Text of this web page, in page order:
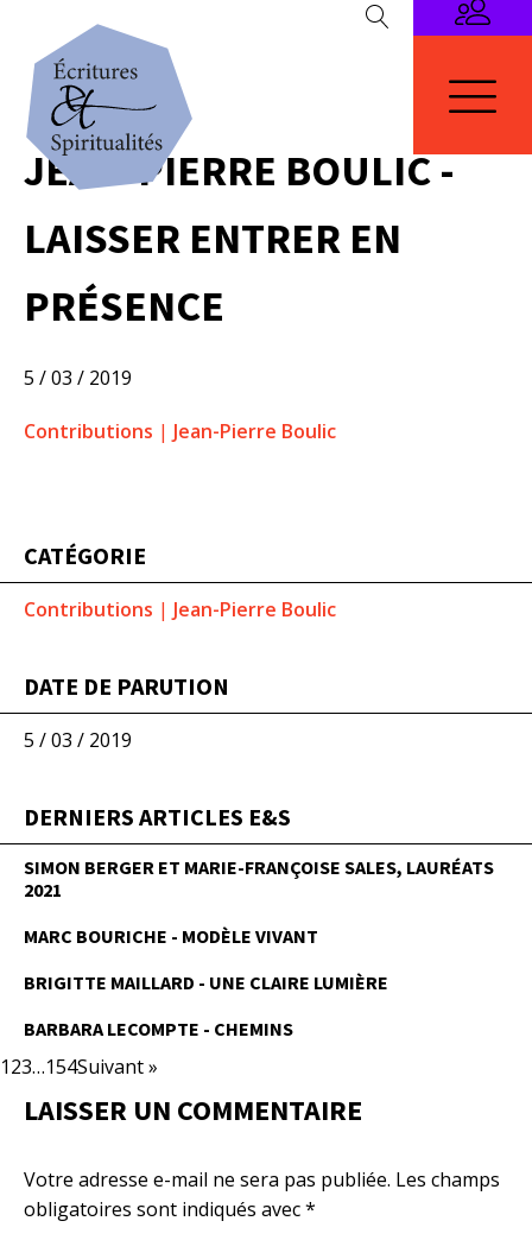
JEAN-PIERRE BOULIC -
LAISSER ENTRER EN
PRÉSENCE
5 / 03 / 2019
Contributions | Jean-Pierre Boulic
CATÉGORIE
Contributions | Jean-Pierre Boulic
DATE DE PARUTION
5 / 03 / 2019
DERNIERS ARTICLES E&S
SIMON BERGER ET MARIE-FRANÇOISE SALES, LAURÉATS
2021
MARC BOURICHE - MODÈLE VIVANT
BRIGITTE MAILLARD - UNE CLAIRE LUMIÈRE
BARBARA LECOMPTE - CHEMINS
123…154Suivant »
LAISSER UN COMMENTAIRE
Votre adresse e-mail ne sera pas publiée. Les champs
obligatoires sont indiqués avec*